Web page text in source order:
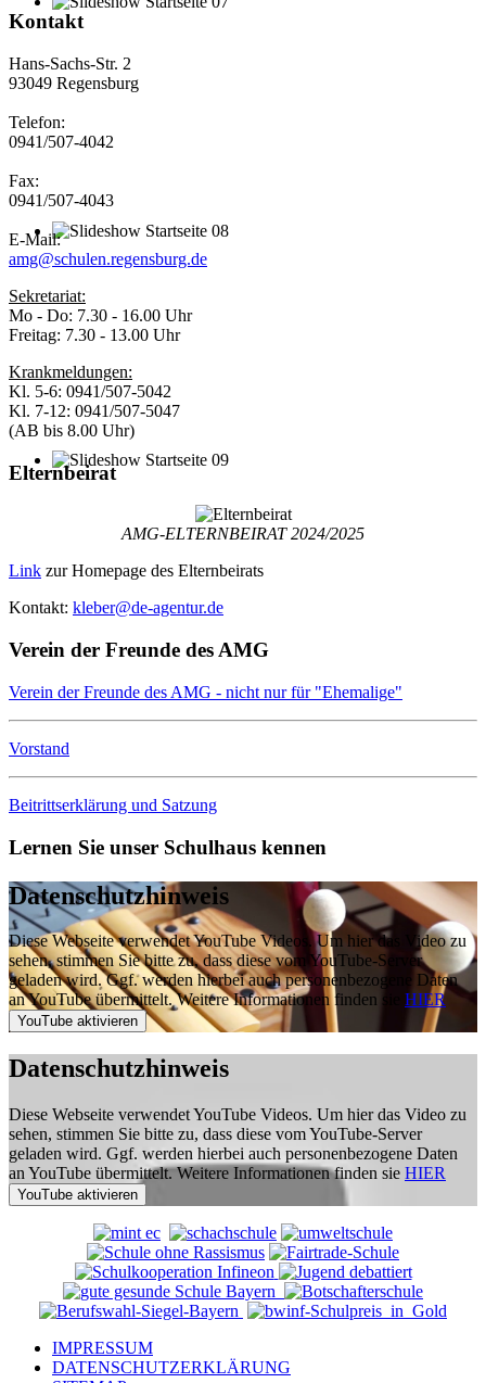
Kontakt
Hans-Sachs-Str. 2
93049 Regensburg
Telefon:
0941/507-4042
Fax:
0941/507-4043
E-Mail:
amg@schulen.regensburg.de
Sekretariat:
Mo - Do: 7.30 - 16.00 Uhr
Freitag: 7.30 - 13.00 Uhr
Krankmeldungen:
Kl. 5-6: 0941/507-5042
Kl. 7-12: 0941/507-5047
(AB bis 8.00 Uhr)
Elternbeirat
AMG-ELTERNBEIRAT 2024/2025
Link zur Homepage des Elternbeirats
Kontakt: kleber@de-agentur.de
Verein der Freunde des AMG
Verein der Freunde des AMG - nicht nur für "Ehemalige"
Vorstand
Beitrittserklärung und Satzung
Lernen Sie unser Schulhaus kennen
Datenschutzhinweis
Diese Webseite verwendet YouTube Videos. Um hier das Video zu
sehen, stimmen Sie bitte zu, dass diese vom YouTube-Server
geladen wird. Ggf. werden hierbei auch personenbezogene Daten
an YouTube übermittelt. Weitere Informationen finden sie HIER
Datenschutzhinweis
Diese Webseite verwendet YouTube Videos. Um hier das Video zu
sehen, stimmen Sie bitte zu, dass diese vom YouTube-Server
geladen wird. Ggf. werden hierbei auch personenbezogene Daten
an YouTube übermittelt. Weitere Informationen finden sie HIER
IMPRESSUM
DATENSCHUTZERKLÄRUNG